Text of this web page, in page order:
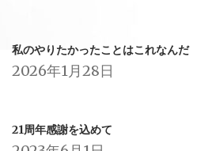
私のやりたかったことはこれなんだ
2026年1月28日
21周年感謝を込めて